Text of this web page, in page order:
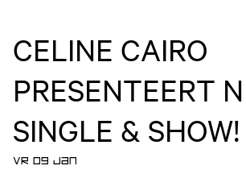
CELINE CAIRO
PRESENTEERT
SINGLE & SHOW!
VR 09 JAN